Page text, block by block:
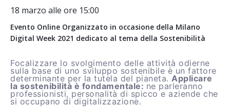
18 marzo alle ore 15:00
Evento Online Organizzato in occasione della Milano
Digital Week 2021 dedicato al tema della Sostenibilità
Focalizzare lo svolgimento delle attività odierne
sulla base di uno sviluppo sostenibile è un fattore
determinante per la tutela del pianeta. Applicare
la sostenibilità è fondamentale: ne parleranno
professionisti, personalità di spicco e aziende che
si occupano di digitalizzazione.